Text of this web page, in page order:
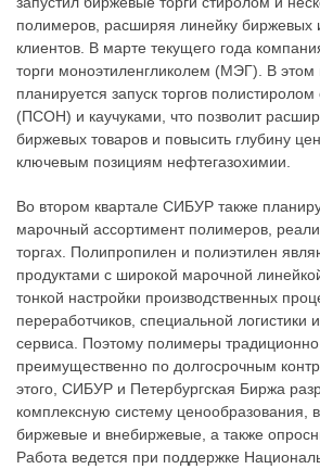
полимеров, расширяя линейку биржевых
клиентов. В марте текущего года
торги моноэтиленгликолем (МЭГ). В этом
планируется запуск торгов
(ПСОН) и каучуками, что позволит
биржевых товаров и повысить глубину
ключевым позициям нефтегазохимии.
Во втором квартале СИБУР также
марочный ассортимент полимеров,
торгах. Полипропилен и полиэтилен
продуктами с широкой марочной
тонкой настройки производственных
переработчиков, специальной логистики
сервиса. Поэтому полимеры традиционно
преимущественно по долгосрочным
этого, СИБУР и Петербургская Биржа
комплексную систему
биржевые и внебиржевые, а также
Работа ведется при поддержке